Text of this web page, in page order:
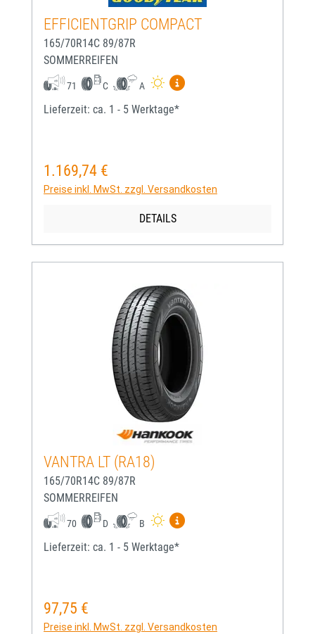
EFFICIENTGRIP COMPACT
165/70R14C 89/87R
SOMMERREIFEN
71 C A
Mehr Informationen zum
Lieferzeit: ca. 1 - 5 Werktage*
Regulärer Preis:
1.169,74 €
Preise inkl. MwSt. zzgl. Versandkosten
DETAILS
VANTRA LT (RA18)
165/70R14C 89/87R
SOMMERREIFEN
70 D B
Mehr Informationen zum
Lieferzeit: ca. 1 - 5 Werktage*
Regulärer Preis:
97,75 €
Preise inkl. MwSt. zzgl. Versandkosten